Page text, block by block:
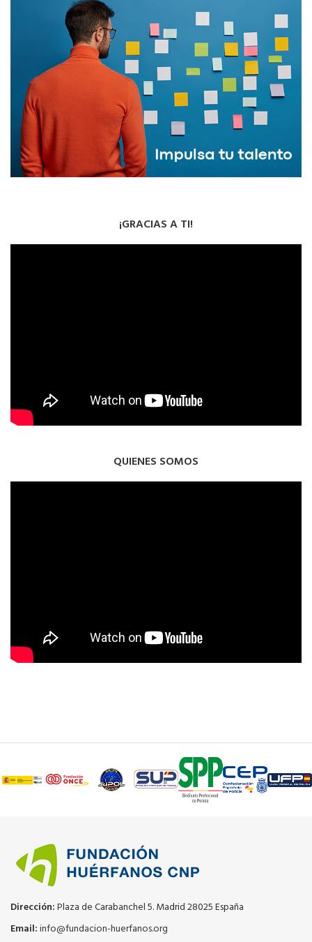
¡GRACIAS A TI!
QUIENES SOMOS
Dirección:Plaza de Carabanchel 5. Madrid 28025 España
Email:info@fundacion-huerfanos.org